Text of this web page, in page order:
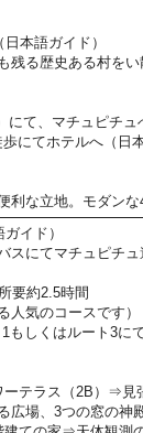
本語ガイド）
残る歴史ある村をい
にて、マチュピチュ
にてホテルへ（日
利な立地。モダン
イド）
スにてマチュピチ
要約2.5時間
人気のコースです）
しくはルート3に
テラス（2B）⇒見
場、3つの窓の神